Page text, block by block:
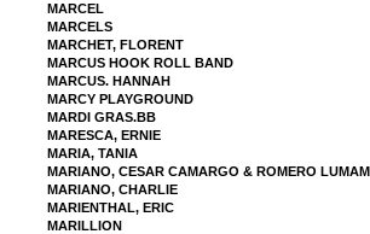
MARCEL
MARCELS
MARCHET, FLORENT
MARCUS HOOK ROLL BAND
MARCUS. HANNAH
MARCY PLAYGROUND
MARDI GRAS.BB
MARESCA, ERNIE
MARIA, TANIA
MARIANO, CESAR CAMARGO & ROMERO
MARIANO, CHARLIE
MARIENTHAL, ERIC
MARILLION